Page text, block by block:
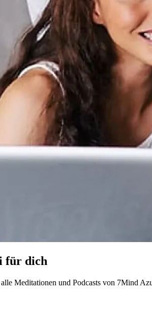
für dich
Meditationen und Podcasts von 7Mind